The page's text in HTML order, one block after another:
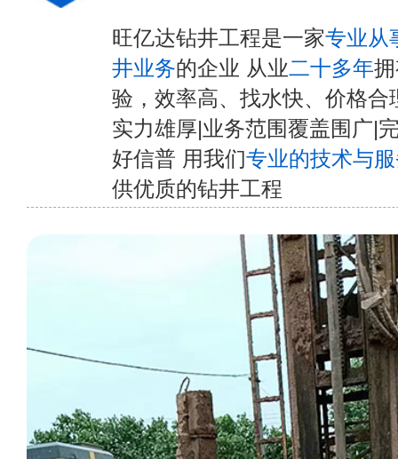
旺亿达钻井工程是一家专业从
井业务的企业 从业二十多年
验，效率高、找水快、价格合
实力雄厚|业务范围覆盖围广|
好信普 用我们专业的技术与
供优质的钻井工程